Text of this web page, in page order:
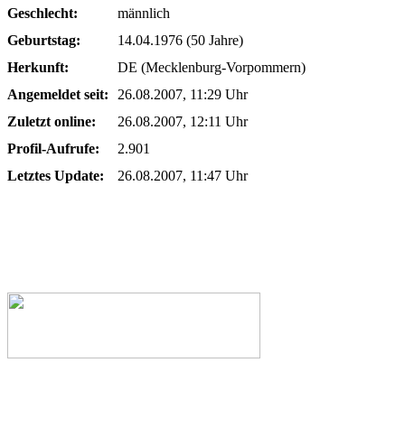
Geschlecht:
männlich
Geburtstag:
14.04.1976 (50 Jahre)
Herkunft:
DE (Mecklenburg-Vorpommern)
Angemeldet seit:
26.08.2007, 11:29 Uhr
Zuletzt online:
26.08.2007, 12:11 Uhr
Profil-Aufrufe:
2.901
Letztes Update:
26.08.2007, 11:47 Uhr